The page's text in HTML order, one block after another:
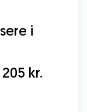
i
kr.